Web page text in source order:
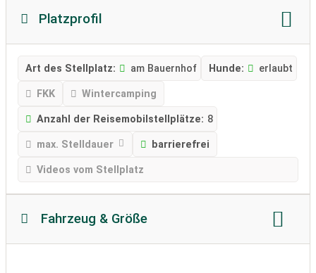
Platzprofil
Art des Stellplatz: am Bauernhof Hunde: erlaubt
FKK Wintercamping
Anzahl der Reisemobilstellplätze: 8
max. Stelldauer barrierefrei
Videos vom Stellplatz
Fahrzeug & Größe